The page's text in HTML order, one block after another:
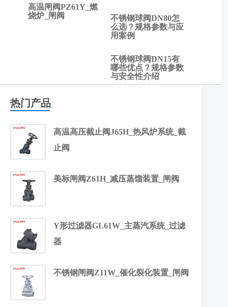
高温闸阀PZ61Y_燃
烧炉_闸阀
不锈钢球阀DN80怎
么选？规格参数与应
用案例
不锈钢球阀DN15有
哪些优点？规格参数
与安全性介绍
热门产品
高温高压截止阀J65H_热风炉系统_截
止阀
美标闸阀Z61H_减压蒸馏装置_闸阀
Y形过滤器GL61W_主蒸汽系统_过滤
器
不锈钢闸阀Z11W_催化裂化装置_闸阀